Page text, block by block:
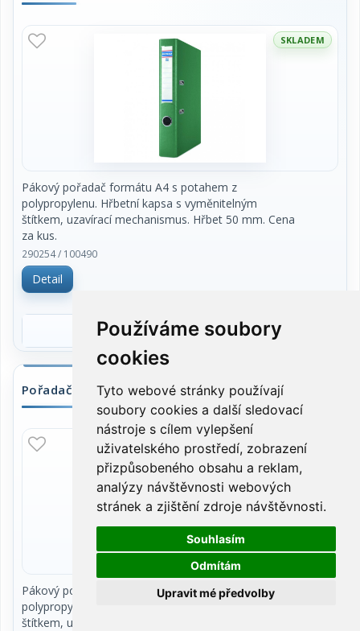
Používáme soubory
cookies
Tyto webové stránky používají
soubory cookies a další sledovací
nástroje s cílem vylepšení
uživatelského prostředí, zobrazení
přizpůsobeného obsahu a reklam,
analýzy návštěvnosti webových
stránek a zjištění zdroje návštěvnosti.
Souhlasím
Odmítám
Upravit mé předvolby
SKLADEM
Pákový pořadač formátu A4 s potahem z
polypropylenu. Hřbetní kapsa s vyměnitelným
štítkem, uzavírací mechanismus. Hřbet 50 mm. Cena
za kus.
290254 / 100490
Detail
Pořadač pákov A4, hřbet 5 cm, polypropylen, žlutá
SKLADEM
Pákový pořadač formátu A4 s potahem z
polypropylenu. Hřbetní kapsa s vyměnitelným
štítkem, uzavírací mechanismus. Hřbet 50 mm. Cena